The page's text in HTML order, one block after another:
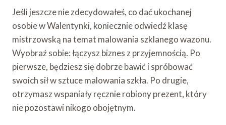
Jeśli jeszcze nie zdecydowałeś, co dać ukochanej
osobie w Walentynki, koniecznie odwiedź klasę
mistrzowską na temat malowania szklanego wazonu.
Wyobraź sobie: łączysz biznes z przyjemnością. Po
pierwsze, będziesz się dobrze bawić i spróbować
swoich sił w sztuce malowania szkła. Po drugie,
otrzymasz wspaniały ręcznie robiony prezent, który
nie pozostawi nikogo obojętnym.